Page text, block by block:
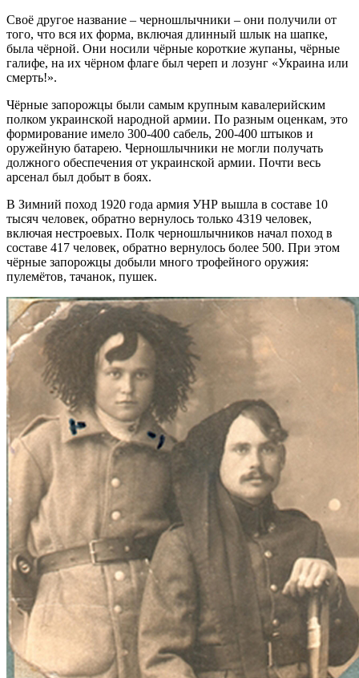
Своё другое название – черношлычники – они получили от
того, что вся их форма, включая длинный шлык на шапке,
была чёрной. Они носили чёрные короткие жупаны, чёрные
галифе, на их чёрном флаге был череп и лозунг «Украина или
смерть!».
Чёрные запорожцы были самым крупным кавалерийским
полком украинской народной армии. По разным оценкам, это
формирование имело 300-400 сабель, 200-400 штыков и
оружейную батарею. Черношлычники не могли получать
должного обеспечения от украинской армии. Почти весь
арсенал был добыт в боях.
В Зимний поход 1920 года армия УНР вышла в составе 10
тысяч человек, обратно вернулось только 4319 человек,
включая нестроевых. Полк черношлычников начал поход в
составе 417 человек, обратно вернулось более 500. При этом
чёрные запорожцы добыли много трофейного оружия:
пулемётов, тачанок, пушек.